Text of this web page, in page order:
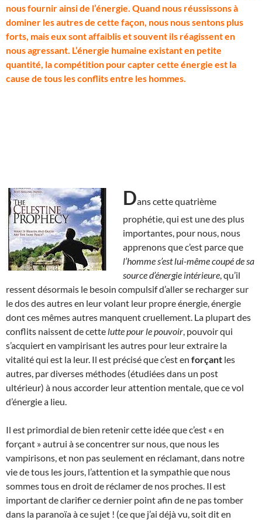
nous fournir ainsi de l’énergie. Quand nous réussissons à
dominer les autres de cette façon, nous nous sentons plus
forts, mais eux sont affaiblis et souvent ils réagissent en
nous agressant. L’énergie humaine existant en petite
quantité, la compétition pour capter cette énergie est la
cause de tous les conflits entre les hommes.
Dans cette quatrième
prophétie, qui est une des plus
importantes, pour nous, nous
apprenons que c’est parce que
l’homme s’est lui-même coupé de sa
source d’énergie intérieure , qu’il
ressent désormais le besoin compulsif d’aller se recharger sur
le dos des autres en leur volant leur propre énergie, énergie
dont ces mêmes autres manquent cruellement. La plupart des
conflits naissent de cette lutte pour le pouvoir , pouvoir qui
s’acquiert en vampirisant les autres pour leur extraire la
vitalité qui est la leur. Il est précisé que c’est en forçant les
autres, par diverses méthodes (étudiées dans un post
ultérieur) à nous accorder leur attention mentale, que ce vol
d’énergie a lieu.
Il est primordial de bien retenir cette idée que c’est « en
forçant » autrui à se concentrer sur nous, que nous les
vampirisons, et non pas seulement en réclamant, dans notre
vie de tous les jours, l’attention et la sympathie que nous
sommes tous en droit de réclamer de nos proches. Il est
important de clarifier ce dernier point afin de ne pas tomber
dans la paranoïa à ce sujet ! (ce que j’ai déjà vu, soit dit en